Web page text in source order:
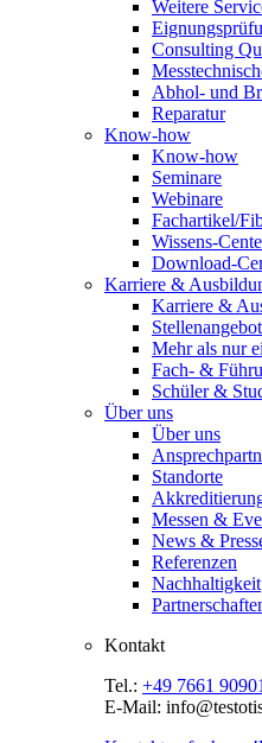
Weitere
Consulting
Abhol- und
Reparatur
Know-how
Know-how
Seminare
Webinare
Fachartikel/
Wissens-
Download-
Karriere &
Karriere &
Mehr als nur
Fach- &
Schüler &
Über uns
Über uns
Standorte
Messen &
News &
Referenzen
Nachhaltigkeit
Kontakt
Tel.: +49 7661
E-Mail: